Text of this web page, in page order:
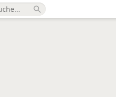
search